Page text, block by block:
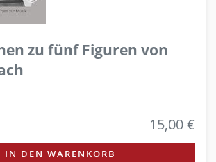
zu fünf Figuren von
15,00 €
IN DEN WARENKORB